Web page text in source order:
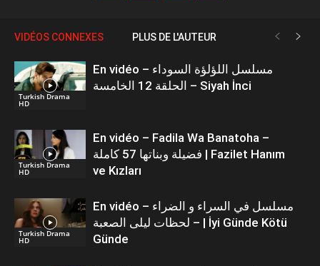
VIDÉOS CONNEXES PLUS DE L'AUTEUR
Turkish Drama
HD
En vidéo – مسلسل اللؤلؤة السوداء
الحلقة 12 الخامسة – Siyah İnci
Turkish Drama
HD
En vidéo – Fadila Wa Banatoha –
فضيلة وبناتها 57 كاملة | Fazilet Hanım
ve Kızları
Turkish Drama
HD
En vidéo – مسلسل في السراء و الضراء
– لحظات ليلى الصعبة | İyi Günde Kötü
Günde